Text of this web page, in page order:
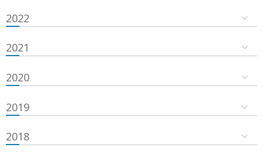
2022
2021
2020
2019
2018